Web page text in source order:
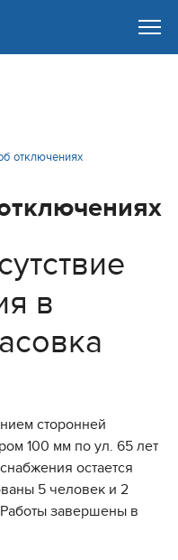
отключениях
в
сторонней
100 мм по ул. 65 лет
остается
5 человек и 2
завершены в